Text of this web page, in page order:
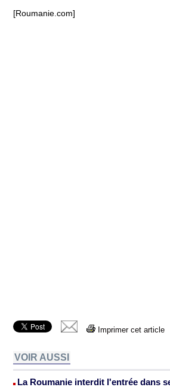
[Roumanie.com]
Imprimer cet article
VOIR AUSSI
La Roumanie interdit l'entrée dans